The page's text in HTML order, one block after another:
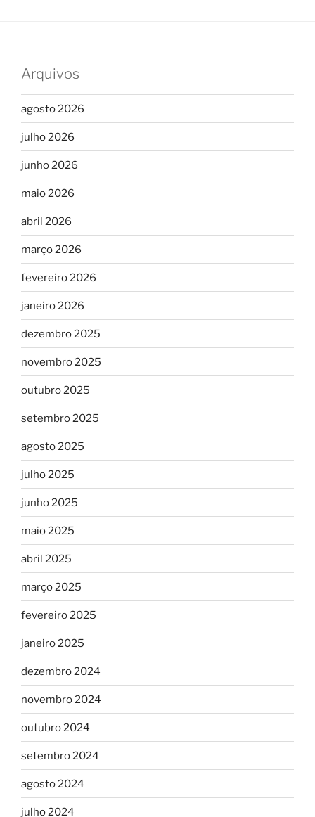
Arquivos
agosto 2026
julho 2026
junho 2026
maio 2026
abril 2026
março 2026
fevereiro 2026
janeiro 2026
dezembro 2025
novembro 2025
outubro 2025
setembro 2025
agosto 2025
julho 2025
junho 2025
maio 2025
abril 2025
março 2025
fevereiro 2025
janeiro 2025
dezembro 2024
novembro 2024
outubro 2024
setembro 2024
agosto 2024
julho 2024